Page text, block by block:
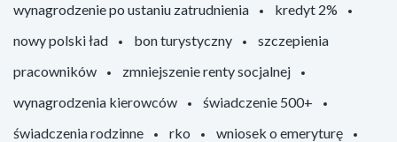
wynagrodzenie po ustaniu zatrudnienia
kredyt 2%
nowy polski ład
bon turystyczny
szczepienia
pracowników
zmniejszenie renty socjalnej
wynagrodzenia kierowców
świadczenie 500+
świadczenia rodzinne
rko
wniosek o emeryturę